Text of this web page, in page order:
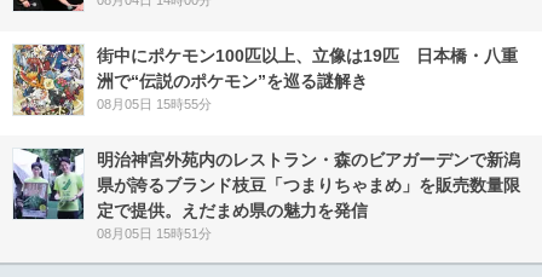
街中にポケモン100匹以上、立像は19匹 日本橋・八重
洲で“伝説のポケモン”を巡る謎解き
08月05日 15時55分
明治神宮外苑内のレストラン・森のビアガーデンで新潟
県が誇るブランド枝豆「つまりちゃまめ」を販売数量限
定で提供。えだまめ県の魅力を発信
08月05日 15時51分